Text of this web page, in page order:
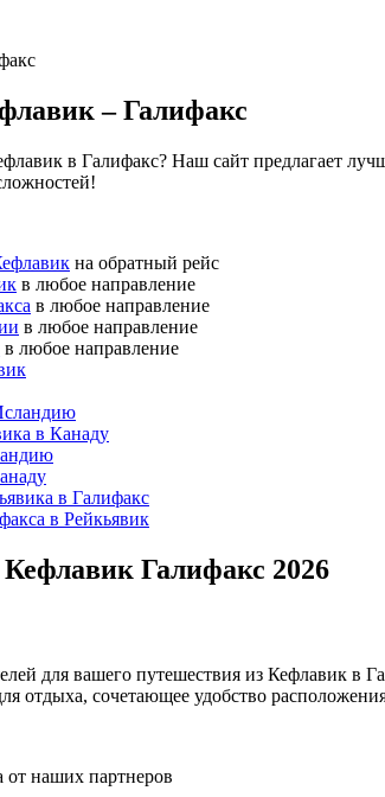
– Галифакс
в Галифакс? Наш сайт предлагает
на обратный рейс
в любое направление
в любое направление
в любое направление
в любое направление
в Канаду
в Галифакс
в Рейкьявик
Галифакс 2026
для вашего путешествия из Кефлавик в
отдыха, сочетающее удобство
от наших партнеров